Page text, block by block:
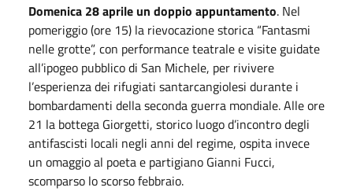
Domenica 28 aprile un doppio appuntamento. Nel
pomeriggio (ore 15) la rievocazione storica “Fantasmi
nelle grotte”, con performance teatrale e visite guidate
all’ipogeo pubblico di San Michele, per rivivere
l’esperienza dei rifugiati santarcangiolesi durante i
bombardamenti della seconda guerra mondiale. Alle ore
21 la bottega Giorgetti, storico luogo d’incontro degli
antifascisti locali negli anni del regime, ospita invece
un omaggio al poeta e partigiano Gianni Fucci,
scomparso lo scorso febbraio.